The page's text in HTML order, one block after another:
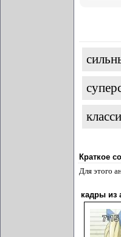
Краткое
Для этого
кадры из